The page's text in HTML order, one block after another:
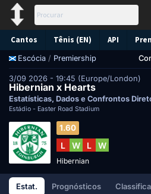
Cantos Tênis (EN) API
Escócia / Premiership
3/09 2026 - 19:45 (Europe/London)
Hibernian x Hearts
Estatísticas, Dados e Confrontos
Estádio - Easter Road Stadium
1.60
L W L W
Hibernian
Estat. Prognósticos